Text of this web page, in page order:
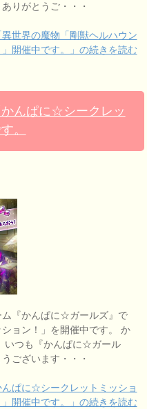
りがとうご・・・
世界の魔物「剛獣ヘルハウン
」開催中です。」の続きを読む
んぱに☆シークレッ
。
ム『かんぱに☆ガールズ』で
ョン！」を開催中です。 か
いつも『かんぱに☆ガール
ございます・・・
ぱに☆シークレットミッショ
」開催中です。」の続きを読む